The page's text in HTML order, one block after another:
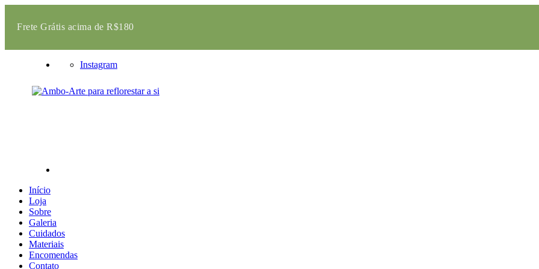
Frete Grátis acima de R$180
Instagram
Início
Loja
Sobre
Galeria
Cuidados
Materiais
Encomendas
Contato